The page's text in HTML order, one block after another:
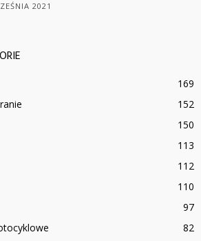
2021
169
152
150
113
112
110
97
82